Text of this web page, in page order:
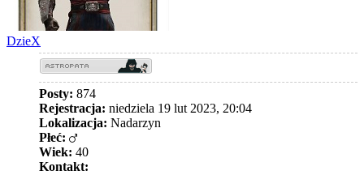
DzieX
Posty: 874
Rejestracja: niedziela 19 lut 2023, 20:04
Lokalizacja: Nadarzyn
Płeć:
Wiek: 40
Kontakt: